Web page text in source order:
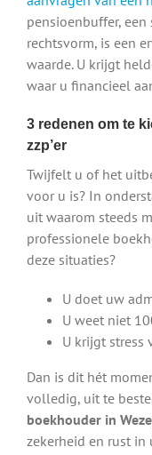
pensioenbuffer,
rechtsvorm, is een
waarde. U krijgt
waar u financieel
3 redenen om te
zzp’er
Twijfelt u of het
voor u is? In
uit waarom steeds
professionele
deze situaties?
U doet uw
U weet niet
U krijgt stress
Dan is dit hét
volledig, uit te
boekhouder in
zekerheid en rust